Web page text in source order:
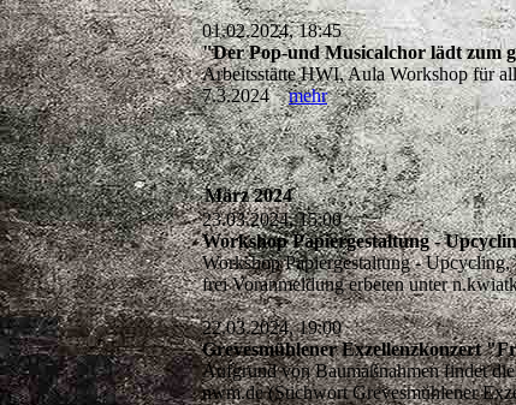
01.02.2024, 18:45
"Der Pop-und Musicalchor lädt zum
Arbeitsstätte HWI, Aula Workshop für
7.3.2024mehr
März 2024
23.03.2024, 15:00
Workshop Papiergestaltung -
Workshop Papiergestaltung -
frei Voranmeldung erbeten unter
22.03.2024, 19:00
Grevesmühlener Exzellenzkonzert
Aufgrund von Baumaßnahmen findet
nwm.de (Stichwort Grevesmühlener